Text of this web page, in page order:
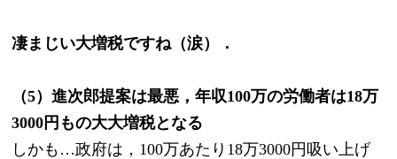
凄まじい大増税ですね（涙）．
（5）進次郎提案は最悪，年収100万の労働者は18万
3000円もの大大増税となる
しかも…政府は，100万あたり18万3000円吸い上げ